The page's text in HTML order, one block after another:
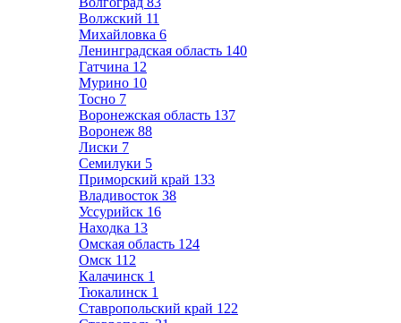
Волжский 11
Михайловка 6
Ленинградская область 140
Гатчина 12
Мурино 10
Тосно 7
Воронежская область 137
Воронеж 88
Лиски 7
Семилуки 5
Приморский край 133
Владивосток 38
Уссурийск 16
Находка 13
Омская область 124
Омск 112
Калачинск 1
Тюкалинск 1
Ставропольский край 122